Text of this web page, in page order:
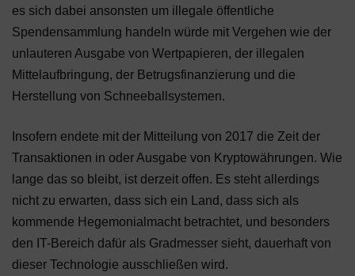
es sich dabei ansonsten um illegale öffentliche
Spendensammlung handeln würde mit Vergehen wie der
unlauteren Ausgabe von Wertpapieren, der illegalen
Mittelaufbringung, der Betrugsfinanzierung und die
Herstellung von Schneeballsystemen.
Insofern endete mit der Mitteilung von 2017 die Zeit der
Transaktionen in oder Ausgabe von Kryptowährungen. Wie
lange das so bleibt, ist derzeit offen. Es steht allerdings
nicht zu erwarten, dass sich ein Land, dass sich als
kommende Hegemonialmacht betrachtet, und besonders
den IT-Bereich dafür als Gradmesser sieht, dauerhaft von
dieser Technologie ausschließen wird.